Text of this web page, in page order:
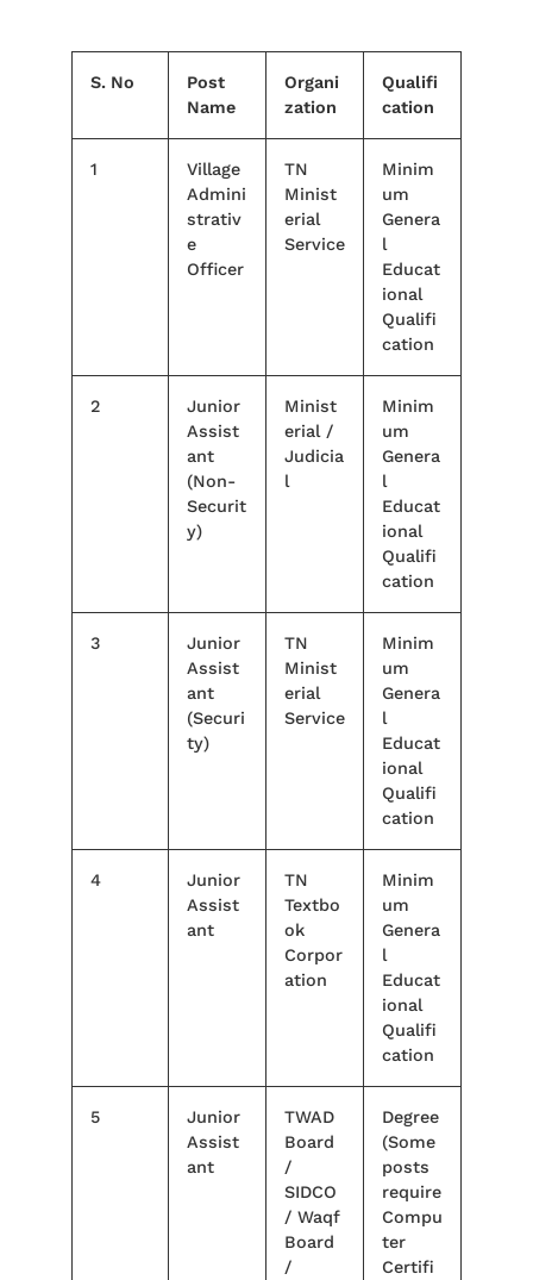
S. No
Post
Name
Organi
zation
Qualifi
cation
1
Village
Admini
strativ
e
Officer
TN
Minist
erial
Service
Minim
um
Genera
l
Educat
ional
Qualifi
cation
2
Junior
Assist
ant
(Non-
Securit
y)
Minist
erial /
Judicia
l
Minim
um
Genera
l
Educat
ional
Qualifi
cation
3
Junior
Assist
ant
(Securi
ty)
TN
Minist
erial
Service
Minim
um
Genera
l
Educat
ional
Qualifi
cation
4
Junior
Assist
ant
TN
Textbo
ok
Corpor
ation
Minim
um
Genera
l
Educat
ional
Qualifi
cation
5
Junior
Assist
ant
TWAD
Board
/
SIDCO
/ Waqf
Board
/
Degree
(Some
posts
require
Compu
ter
Certifi